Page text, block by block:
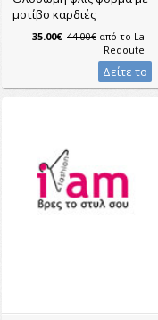
μοτίβο καρδιές
35.00€ 44.00€ από το La
Redoute
Δείτε το